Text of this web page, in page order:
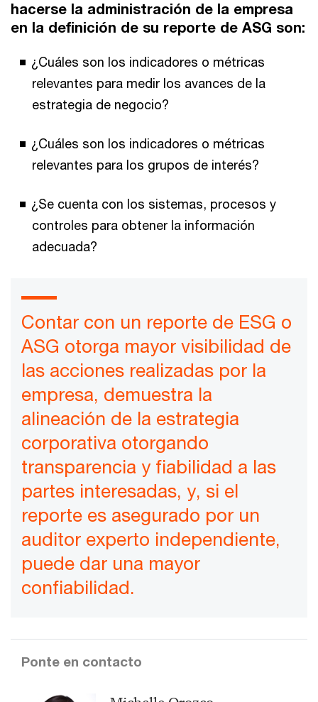
hacerse la administración de la empresa
en la definición de su reporte de ASG son:
¿Cuáles son los indicadores o métricas
relevantes para medir los avances de la
estrategia de negocio?
¿Cuáles son los indicadores o métricas
relevantes para los grupos de interés?
¿Se cuenta con los sistemas, procesos y
controles para obtener la información
adecuada?
Contar con un reporte de ESG o
ASG otorga mayor visibilidad de
las acciones realizadas por la
empresa, demuestra la
alineación de la estrategia
corporativa otorgando
transparencia y fiabilidad a las
partes interesadas, y, si el
reporte es asegurado por un
auditor experto independiente,
puede dar una mayor
confiabilidad.
Ponte en contacto